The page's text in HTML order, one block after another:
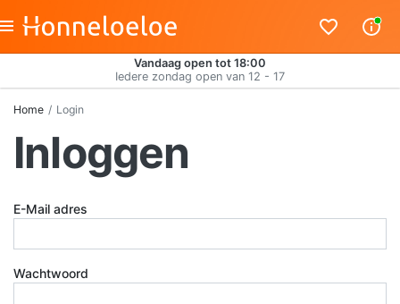
Vandaag open tot 18:00
Iedere zondag open van 12 - 17
Home Login
Inloggen
E-Mail adres
Wachtwoord